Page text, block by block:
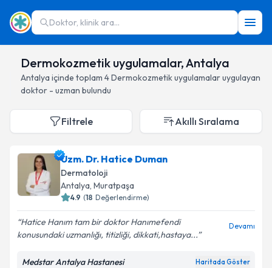
Doktor, klinik ara...
Dermokozmetik uygulamalar, Antalya
Antalya içinde toplam 4Dermokozmetik uygulamalaruygulayan
doktor - uzman bulundu
Filtrele Akıllı Sıralama
Uzm. Dr. Hatice Duman
Dermatoloji
Antalya, Muratpaşa
4.9 (18 Değerlendirme)
Hatice Hanım tam bir doktor Hanımefendi
konusundaki uzmanlığı, titizliği, dikkati,hastaya...
Devamı
Medstar Antalya Hastanesi Haritada Göster